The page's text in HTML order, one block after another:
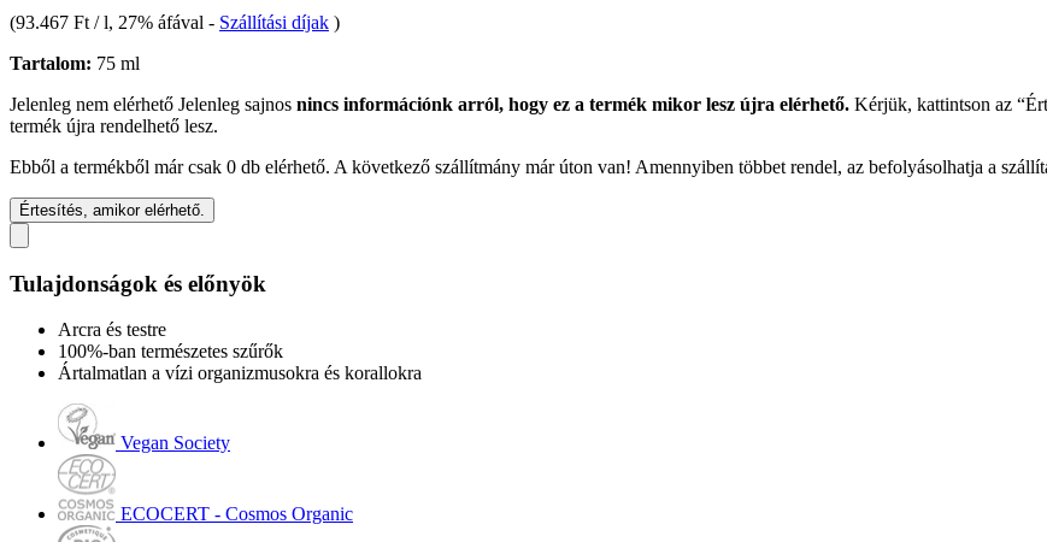
(93.467 Ft / l, 27% áfával - Szállítási díjak )
Tartalom: 75 ml
Jelenleg nem elérhető Jelenleg sajnos nincs információnk arról, hogy ez a termék mikor lesz újra elérhető. Kérjük, kattintson az
termék újra rendelhető lesz.
Ebből a termékből már csak 0 db elérhető. A következő szállítmány már úton van! Amennyiben többet rendel, az befolyásolhatja a
Értesítés, amikor elérhető.
Tulajdonságok és előnyök
Arcra és testre
100%-ban természetes szűrők
Ártalmatlan a vízi organizmusokra és korallokra
Vegan Society
ECOCERT - Cosmos Organic